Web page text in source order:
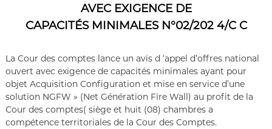
AVEC EXIGENCE DE
CAPACITÉS MINIMALES N°02/202 4/C C
La Cour des comptes lance un avis d ‘appel d’offres national
ouvert avec exigence de capacités minimales ayant pour
objet Acquisition Configuration et mise en service d’une
solution NGFW » (Net Génération Fire Wall) au profit de la
Cour des comptes( siège et huit (08) chambres a
compétence territoriales de la Cour des Comptes.